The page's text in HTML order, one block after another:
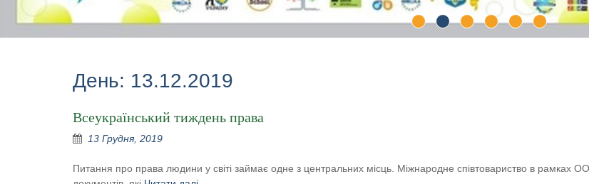
День: 13.12.2019
Всеукраїнський тиждень права
13 Грудня, 2019
Питання про права людини у світі займає одне з центральних місць. Міжнародне співтовариство в рамках